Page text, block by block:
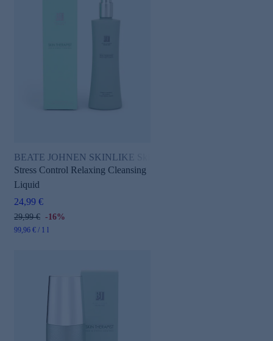
BEATE JOHNEN SKINLIKE Skin Therapist
Stress Control Relaxing Cleansing
Liquid
24,99 €
29,99 € -16%
99,96 € / 1 l